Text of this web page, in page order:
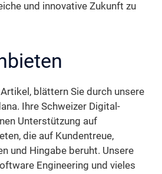
und innovative Zukunft zu
blättern Sie durch unsere
Ihre Schweizer Digital-
Unterstützung auf
die auf Kundentreue,
und Hingabe beruht. Unsere
Engineering und vieles